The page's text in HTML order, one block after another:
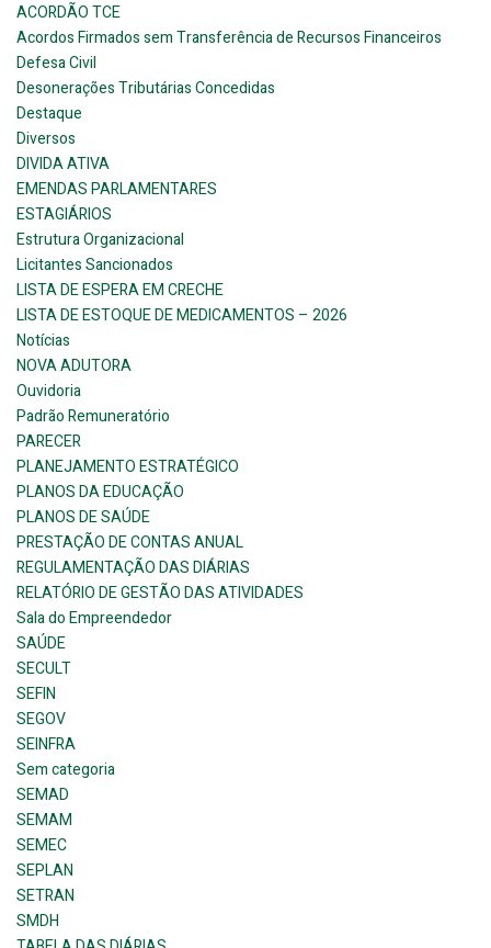
ACORDÃO TCE
Acordos Firmados sem Transferência de Recursos Financeiros
Defesa Civil
Desonerações Tributárias Concedidas
Destaque
Diversos
DIVIDA ATIVA
EMENDAS PARLAMENTARES
ESTAGIÁRIOS
Estrutura Organizacional
Licitantes Sancionados
LISTA DE ESPERA EM CRECHE
LISTA DE ESTOQUE DE MEDICAMENTOS – 2026
Notícias
NOVA ADUTORA
Ouvidoria
Padrão Remuneratório
PARECER
PLANEJAMENTO ESTRATÉGICO
PLANOS DA EDUCAÇÃO
PLANOS DE SAÚDE
PRESTAÇÃO DE CONTAS ANUAL
REGULAMENTAÇÃO DAS DIÁRIAS
RELATÓRIO DE GESTÃO DAS ATIVIDADES
Sala do Empreendedor
SAÚDE
SECULT
SEFIN
SEGOV
SEINFRA
Sem categoria
SEMAD
SEMAM
SEMEC
SEPLAN
SETRAN
SMDH